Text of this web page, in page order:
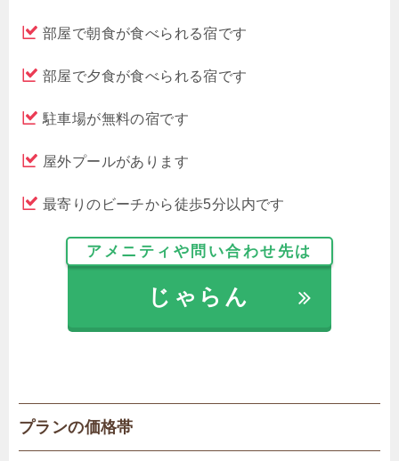
部屋で朝食が食べられる宿です
部屋で夕食が食べられる宿です
駐車場が無料の宿です
屋外プールがあります
最寄りのビーチから徒歩5分以内です
アメニティや問い合わせ先は
じゃらん
プランの価格帯